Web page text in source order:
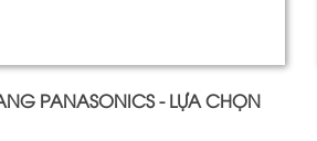
PANASONICS - LỰA CHỌN